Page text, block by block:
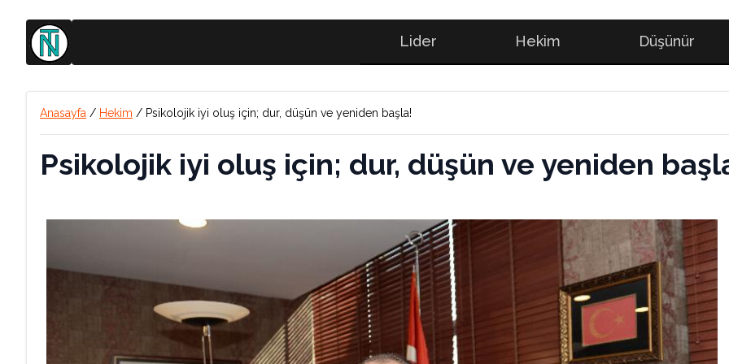
Lider Hekim Düşünür
Anasayfa / Hekim / Psikolojik iyi oluş için; dur, düşün ve yeniden başla!
Psikolojik iyi oluş için; dur, düşün ve yeniden